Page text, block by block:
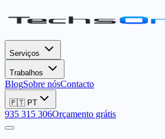
Serviços
Trabalhos
BlogSobre nósContacto
🇵🇹 PT
935 315 306Orçamento grátis